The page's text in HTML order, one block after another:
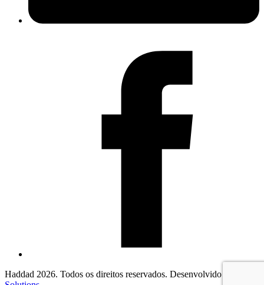
Haddad 2026. Todos os direitos reservados. Desenvolvido por